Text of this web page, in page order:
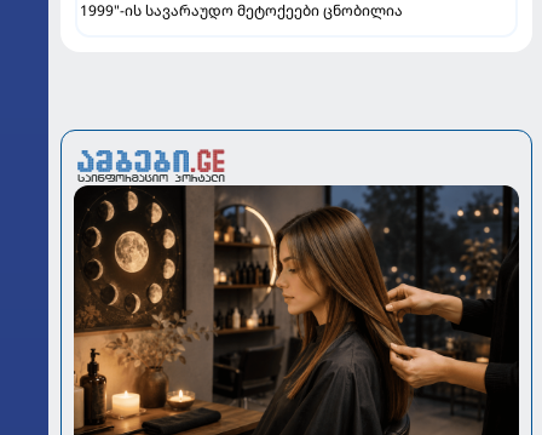
1999"-ის სავარაუდო მეტოქეები ცნობილია